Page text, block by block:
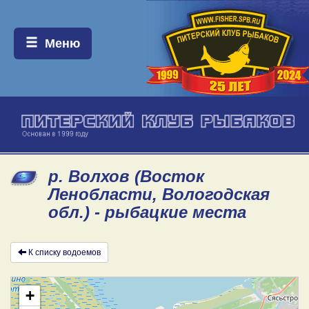
Меню:
Меню
р. Волхов (Восток
Ленобласти, Вологодская
обл.) - рыбацкие места
К списку водоемов
+